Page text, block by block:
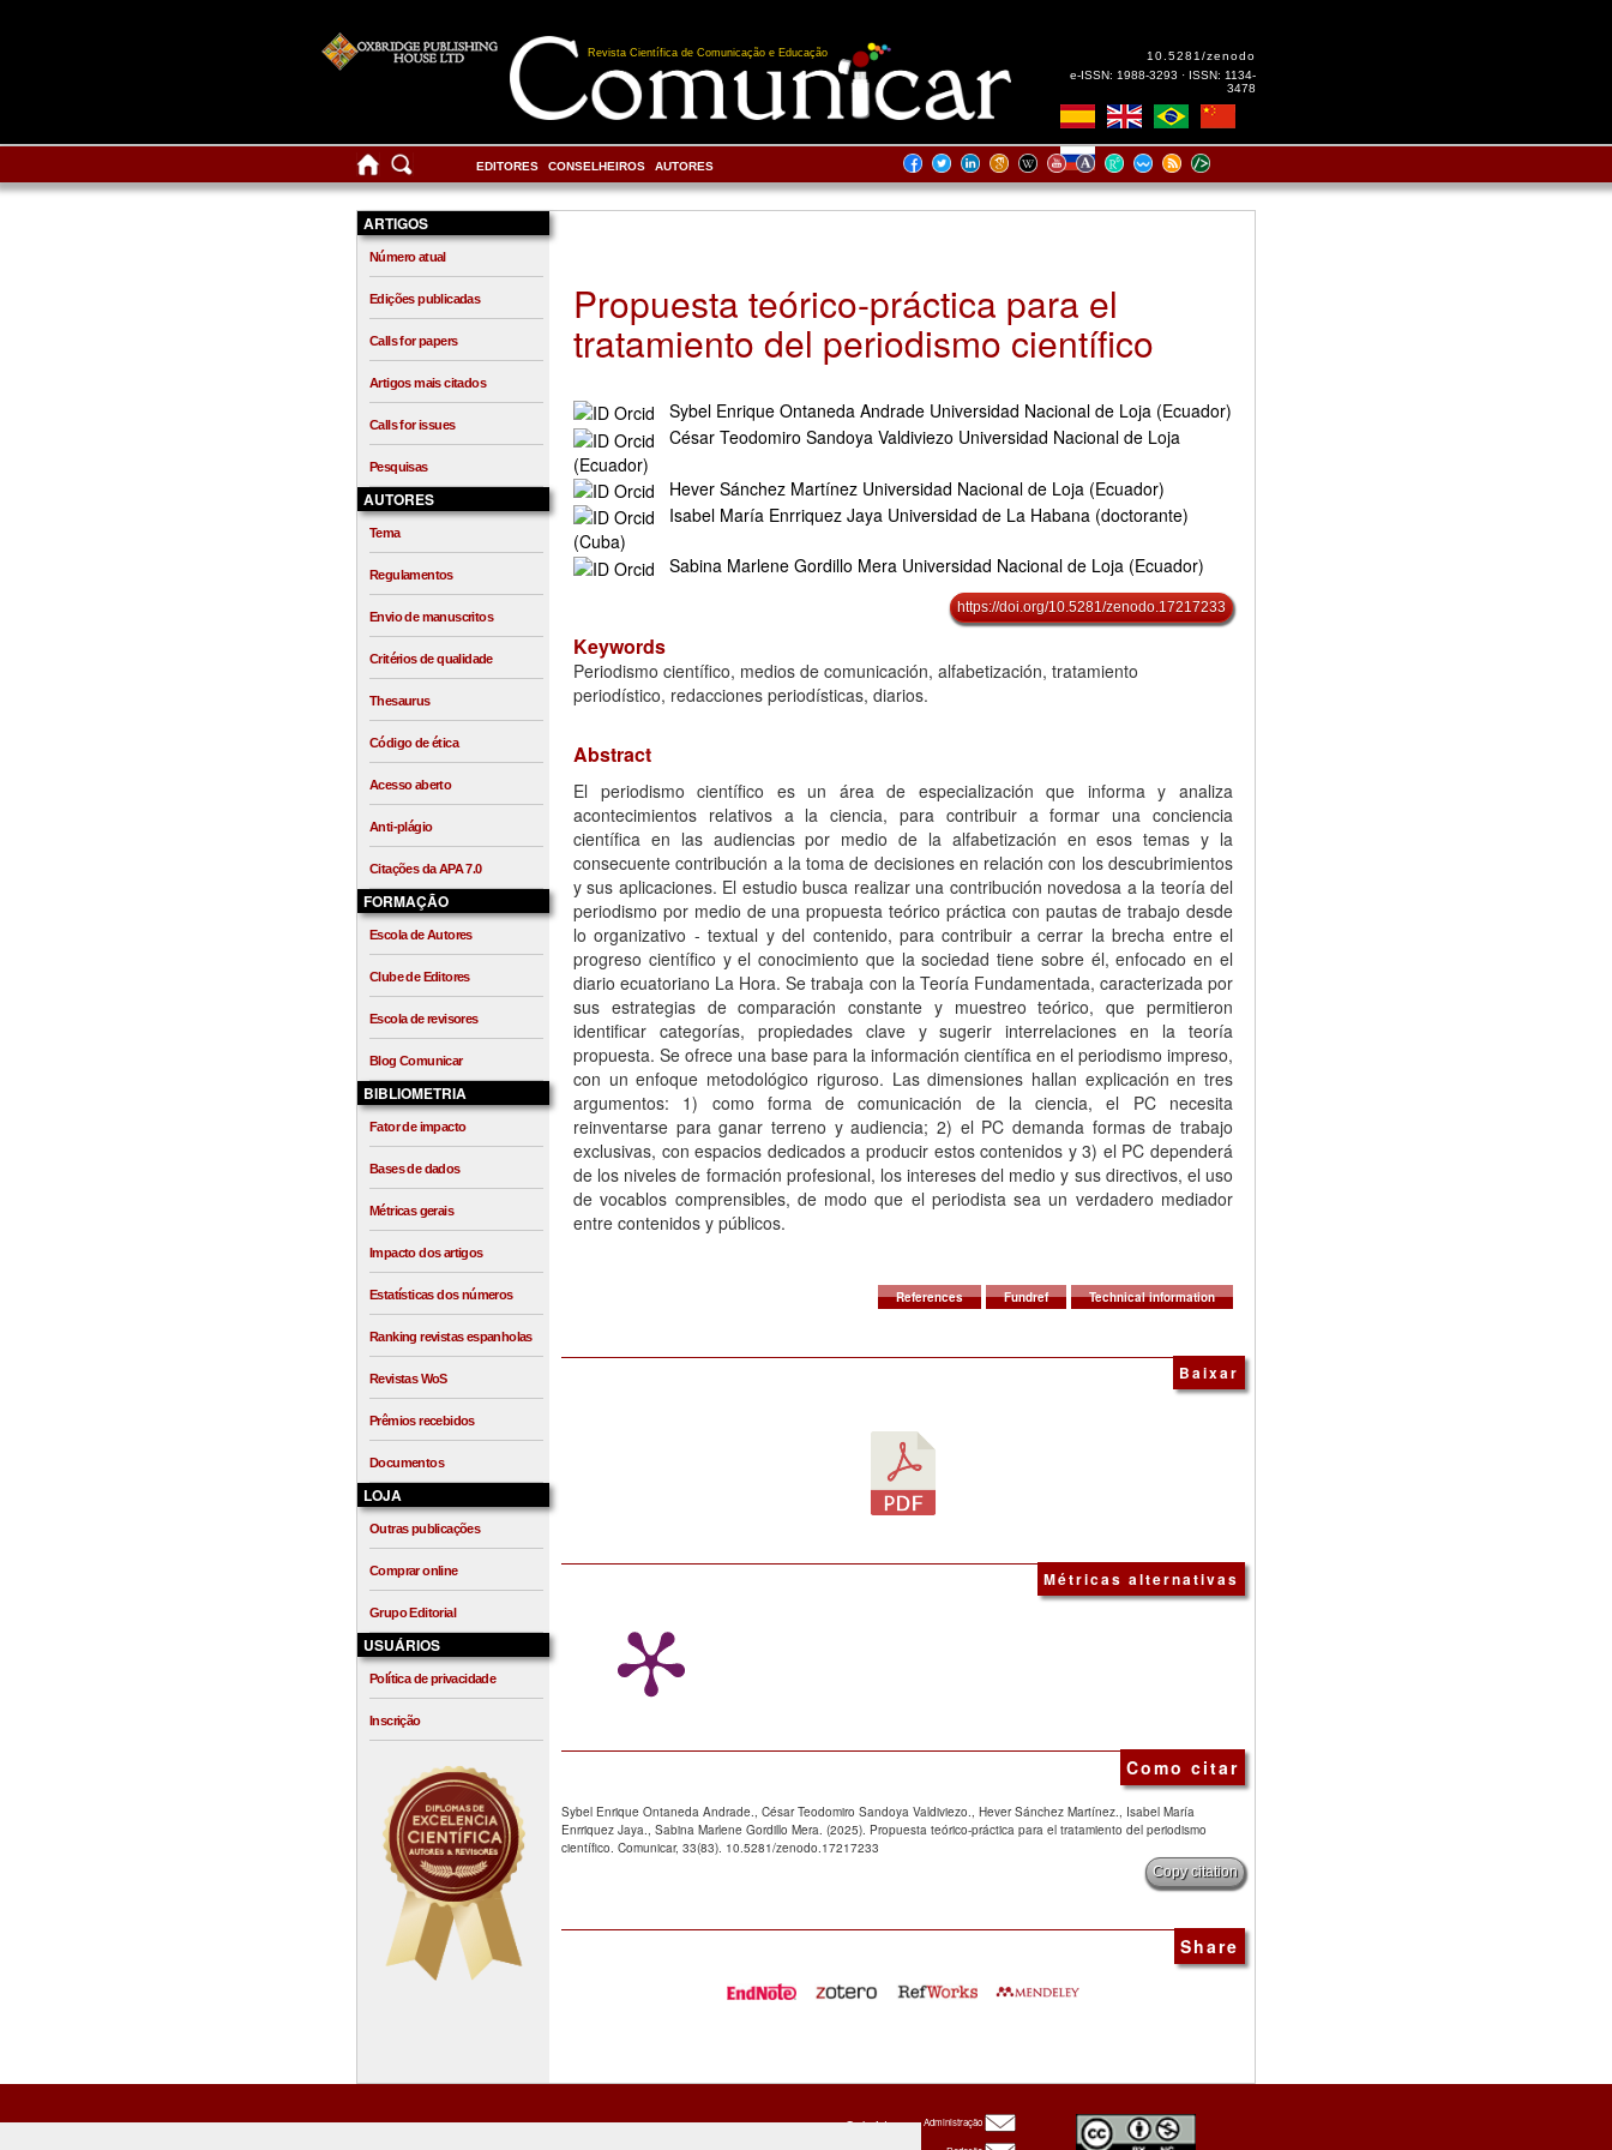
Revista Científica de Comunicação e Educação
10.5281/zenodo
e-ISSN: 1988-3293 · ISSN: 1134-
3478
EDITORES CONSELHEIROS AUTORES
ARTIGOS
Número atual
Edições publicadas
Calls for papers
Artigos mais citados
Calls for issues
Pesquisas
AUTORES
Tema
Regulamentos
Envio de manuscritos
Critérios de qualidade
Thesaurus
Código de ética
Acesso aberto
Anti-plágio
Citações da APA 7.0
FORMAÇÃO
Escola de Autores
Clube de Editores
Escola de revisores
Blog Comunicar
BIBLIOMETRIA
Fator de impacto
Bases de dados
Métricas gerais
Impacto dos artigos
Estatísticas dos números
Ranking revistas espanholas
Revistas WoS
Prêmios recebidos
Documentos
LOJA
Outras publicações
Comprar online
Grupo Editorial
USUÁRIOS
Política de privacidade
Inscrição
Propuesta teórico-práctica para el
tratamiento del periodismo científico
Sybel Enrique Ontaneda Andrade Universidad Nacional de Loja (Ecuador)
César Teodomiro Sandoya Valdiviezo Universidad Nacional de Loja
(Ecuador)
Hever Sánchez Martínez Universidad Nacional de Loja (Ecuador)
Isabel María Enrriquez Jaya Universidad de La Habana (doctorante)
(Cuba)
Sabina Marlene Gordillo Mera Universidad Nacional de Loja (Ecuador)
https://doi.org/10.5281/zenodo.17217233
Keywords
Periodismo científico, medios de comunicación, alfabetización, tratamiento
periodístico, redacciones periodísticas, diarios.
Abstract
El periodismo científico es un área de especialización que informa y analiza
acontecimientos relativos a la ciencia, para contribuir a formar una conciencia
científica en las audiencias por medio de la alfabetización en esos temas y la
consecuente contribución a la toma de decisiones en relación con los descubrimientos
y sus aplicaciones. El estudio busca realizar una contribución novedosa a la teoría del
periodismo por medio de una propuesta teórico práctica con pautas de trabajo desde
lo organizativo - textual y del contenido, para contribuir a cerrar la brecha entre el
progreso científico y el conocimiento que la sociedad tiene sobre él, enfocado en el
diario ecuatoriano La Hora. Se trabaja con la Teoría Fundamentada, caracterizada por
sus estrategias de comparación constante y muestreo teórico, que permitieron
identificar categorías, propiedades clave y sugerir interrelaciones en la teoría
propuesta. Se ofrece una base para la información científica en el periodismo impreso,
con un enfoque metodológico riguroso. Las dimensiones hallan explicación en tres
argumentos: 1) como forma de comunicación de la ciencia, el PC necesita
reinventarse para ganar terreno y audiencia; 2) el PC demanda formas de trabajo
exclusivas, con espacios dedicados a producir estos contenidos y 3) el PC dependerá
de los niveles de formación profesional, los intereses del medio y sus directivos, el uso
de vocablos comprensibles, de modo que el periodista sea un verdadero mediador
entre contenidos y públicos.
References Fundref Technical information
Baixar
Métricas alternativas
Como citar
Sybel Enrique Ontaneda Andrade., César Teodomiro Sandoya Valdiviezo., Hever Sánchez Martínez., Isabel María
Enrriquez Jaya., Sabina Marlene Gordillo Mera. (2025). Propuesta teórico-práctica para el tratamiento del periodismo
científico. Comunicar, 33(83). 10.5281/zenodo.17217233
Copy citation
Share
Oxbridge Administração